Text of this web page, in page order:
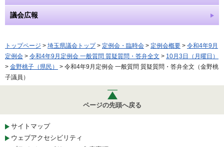
議会広報
トップページ > 埼玉県議会トップ> 定例会・臨時会 > 定例会概要 > 令和4年9月
定例会 > 令和4年9月定例会 一般質問 質疑質問・答弁全文 > 10月3日（月曜日）
> 金野桃子（県民）
> 令和4年9月定例会 一般質問 質疑質問・答弁全文（金野桃
子議員）
ページの先頭へ戻る
サイトマップ
ウェブアクセシビリティ